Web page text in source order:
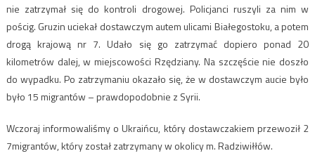
nie zatrzymał się do kontroli drogowej. Policjanci ruszyli za nim w
pościg. Gruzin uciekał dostawczym autem ulicami Białegostoku, a potem
drogą krajową nr 7. Udało się go zatrzymać dopiero ponad 20
kilometrów dalej, w miejscowości Rzędziany. Na szczęście nie doszło
do wypadku. Po zatrzymaniu okazało się, że w dostawczym aucie było
było 15 migrantów – prawdopodobnie z Syrii.
Wczoraj informowaliśmy o Ukraińcu, który dostawczakiem przewoził 2
7migrantów, który został zatrzymany w okolicy m. Radziwiłłów.